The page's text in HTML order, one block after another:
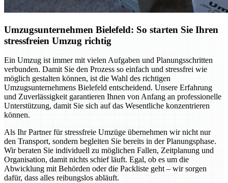
Umzugsunternehmen Bielefeld: So starten Sie Ihren
stressfreien Umzug richtig
Ein Umzug ist immer mit vielen Aufgaben und Planungsschritten
verbunden. Damit Sie den Prozess so einfach und stressfrei wie
möglich gestalten können, ist die Wahl des richtigen
Umzugsunternehmens Bielefeld entscheidend. Unsere Erfahrung
und Zuverlässigkeit garantieren Ihnen von Anfang an professionelle
Unterstützung, damit Sie sich auf das Wesentliche konzentrieren
können.
Als Ihr Partner für stressfreie Umzüge übernehmen wir nicht nur
den Transport, sondern begleiten Sie bereits in der Planungsphase.
Wir beraten Sie individuell zu möglichen Fallen, Zeitplanung und
Organisation, damit nichts schief läuft. Egal, ob es um die
Abwicklung mit Behörden oder die Packliste geht – wir sorgen
dafür, dass alles reibungslos abläuft.